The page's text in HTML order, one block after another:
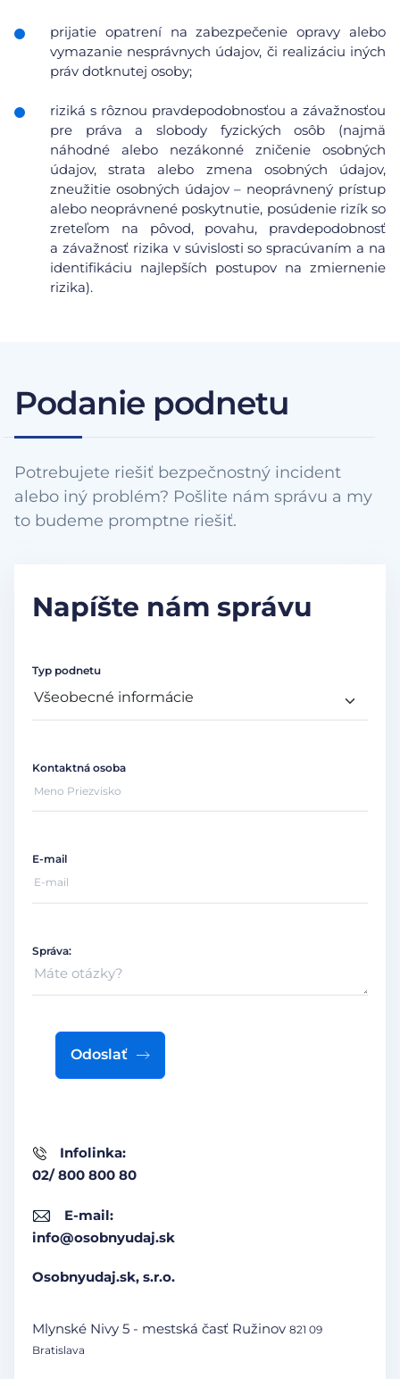
prijatie opatrení na zabezpečenie opravy alebo
vymazanie nesprávnych údajov, či realizáciu iných
práv dotknutej osoby;
riziká s rôznou pravdepodobnosťou a závažnosťou
pre práva a slobody fyzických osôb (najmä
náhodné alebo nezákonné zničenie osobných
údajov, strata alebo zmena osobných údajov,
zneužitie osobných údajov – neoprávnený prístup
alebo neoprávnené poskytnutie, posúdenie rizík so
zreteľom na pôvod, povahu, pravdepodobnosť
a závažnosť rizika v súvislosti so spracúvaním a na
identifikáciu najlepších postupov na zmiernenie
rizika).
Podanie podnetu
Potrebujete riešiť bezpečnostný incident
alebo iný problém? Pošlite nám správu a my
to budeme promptne riešiť.
Napíšte nám správu
Infolinka:
02/ 800 800 80
E-mail:
info@osobnyudaj.sk
Osobnyudaj.sk, s.r.o.
Mlynské Nivy 5 - mestská časť Ružinov 821 09
Bratislava
Typ podnetu
Kontaktná osoba
E-mail
Správa:
Odoslať